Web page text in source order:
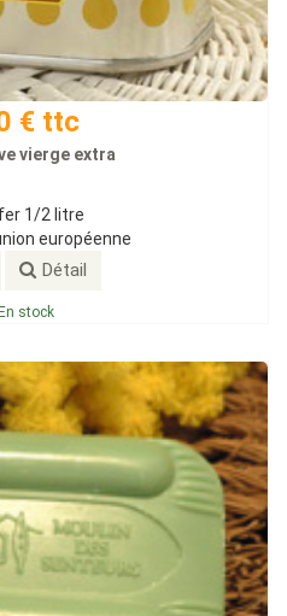
€ ttc
vierge extra
1/2 litre
européenne
Détail
stock